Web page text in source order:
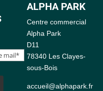
ALPHA PARK
Centre commercial
Alpha Park
D11
78340 Les Clayes-
sous-Bois
accueil@alphapark.fr